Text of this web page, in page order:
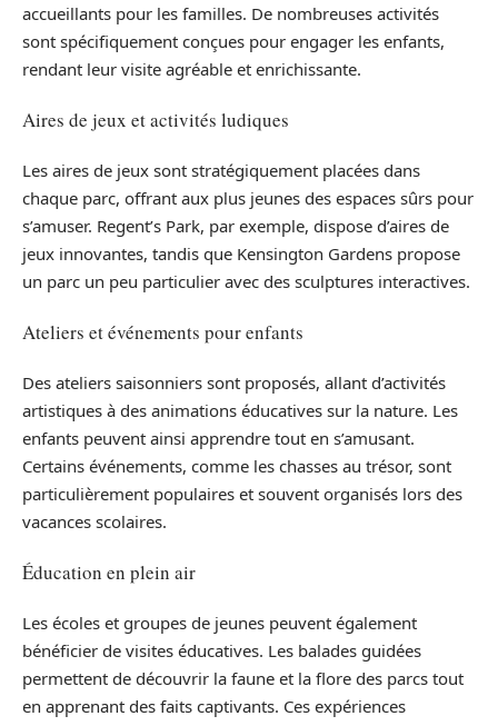
accueillants pour les familles. De nombreuses activités
sont spécifiquement conçues pour engager les enfants,
rendant leur visite agréable et enrichissante.
Aires de jeux et activités ludiques
Les aires de jeux sont stratégiquement placées dans
chaque parc, offrant aux plus jeunes des espaces sûrs pour
s’amuser. Regent’s Park, par exemple, dispose d’aires de
jeux innovantes, tandis que Kensington Gardens propose
un parc un peu particulier avec des sculptures interactives.
Ateliers et événements pour enfants
Des ateliers saisonniers sont proposés, allant d’activités
artistiques à des animations éducatives sur la nature. Les
enfants peuvent ainsi apprendre tout en s’amusant.
Certains événements, comme les chasses au trésor, sont
particulièrement populaires et souvent organisés lors des
vacances scolaires.
Éducation en plein air
Les écoles et groupes de jeunes peuvent également
bénéficier de visites éducatives. Les balades guidées
permettent de découvrir la faune et la flore des parcs tout
en apprenant des faits captivants. Ces expériences